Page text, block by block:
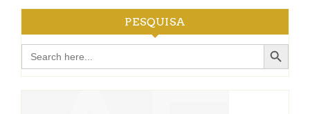
PESQUISA
Search
for:
Search Button